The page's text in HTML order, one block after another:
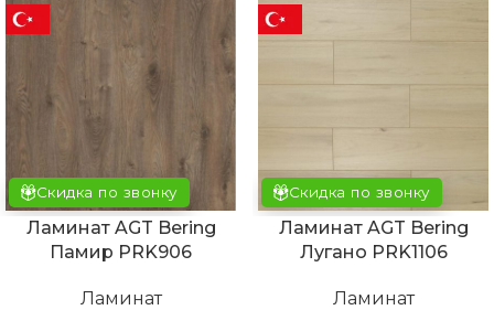
Скидка по звонку
Ламинат AGT Bering
Памир PRK906
Ламинат
Скидка по звонку
Ламинат AGT Bering
Лугано PRK1106
Ламинат